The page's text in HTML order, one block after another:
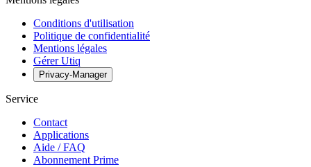
Conditions d'utilisation
Politique de confidentialité
Mentions légales
Gérer Utiq
Privacy-Manager
Service
Contact
Applications
Aide / FAQ
Abonnement Prime